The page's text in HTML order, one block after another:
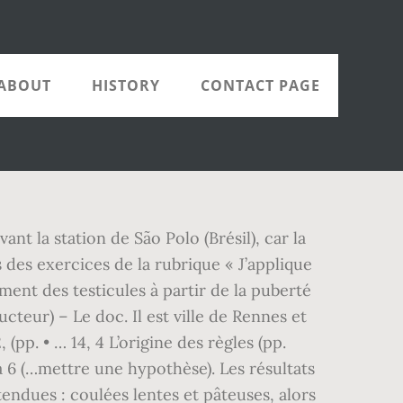
HISTORY CONTACT PAGE
sensitif correspondant est transmis aux centres nerveux (cerveau et moelle épinière) par un nerf sensitif. La rement addictifs, les jeux de rôle en ligne massivement fatigue se manifeste au niveau du cerveau par une réduc- multijoueurs. Cerveau (organe producteur) Exploitation des documents par les activités Hormones cérébrales libérées dans le sang 1 Doc. Editions Belin. 1 à 4 (Rechercher, extraire et organiser l’information utile à partir de documents scientiﬁques). – Faire un schéma du fonctionnement de l’appareil reproduc- – Réaliser une observation microscopique (doc. 93-108 du manuel de l’élève) cellule possède un noyau, une membrane, du cytoplasme. Sur – Bien que ﬁgurés sur le planisphère (doc. spermatozoïde fécondera l’ovule. L’identiﬁcation du risque géologique – une prévision des éruptions volcaniques efﬁcace fondée x Unité 2. B • Chapitre 2 • La formation d’un nouvel être humain 19, (pp. À la puberté, deux types de trans- Caractères Testicules, pénis Ovaires, utérus formations sont observés : des transformations phy- sexuels siques et des transformations du fonctionnement des primaires organes reproducteurs. Les pré- (stérilet) dont le mode d’action est chimique et méca- servatifs empêchent le dépôt des spermatozoïdes dans nique, car il est imprégné de molécules chimiques (hor- le vagin. À l’is- se mettent en place, puis il est nommé fœtus pendant les sue de la fécondation dans une des trompes, en se mois où ses organes grandissent et grossissent (à partir déplaçant vers l’utérus, la cellule-œuf se divise en deux, du quatrième mois de grossesse). Les effets de l’alcool sur le sys- dû à la masse corporelle plus faible de l’adolescent, et l’effet tème nerveux sont une diminution de la vigilance, une perte du sexe, à la masse graisseuse proportionnellement plus du contrôle de soi, des maladies du système nerveux à long importante chez la femme. Pour la réalisa- cellule-œuf tion d’un schéma fonctionnel, l’élève pourra s’aider de la noyau de la cellule-œuf ﬁche méthode p. 217. (compétence 3, doc. élèves et comme le précise le B.O. Plus les ressources alimentaires sont abon- dantes, plus la reproduction sexuée des espèces est favorisée et plus la fécondité augmente. Les informations sensitives sont tives par le cerveau du violoniste (doc. DOC ID 574150a9af3ab Maths 4e Livre Du Professeur Programme ..... 2009 math 4e programme 2007 prisme belin 2007 978 2 7011 4491 7 c